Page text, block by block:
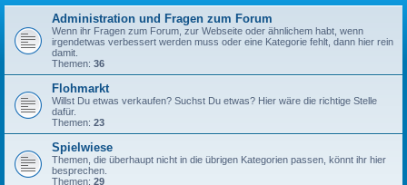
Administration und Fragen zum Forum
Wenn ihr Fragen zum Forum, zur Webseite oder ähnlichem habt, wenn
irgendetwas verbessert werden muss oder eine Kategorie fehlt, dann hier rein
damit.
Themen: 36
Flohmarkt
Willst Du etwas verkaufen? Suchst Du etwas? Hier wäre die richtige Stelle
dafür.
Themen: 23
Spielwiese
Themen, die überhaupt nicht in die übrigen Kategorien passen, könnt ihr hier
besprechen.
Themen: 29